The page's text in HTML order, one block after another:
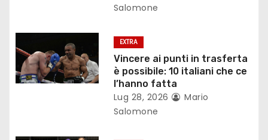
r
t
i
Salomone
EXTRA
Vincere ai punti in trasferta
è possibile: 10 italiani che ce
l’hanno fatta
Lug 28, 2026
Mario
Salomone